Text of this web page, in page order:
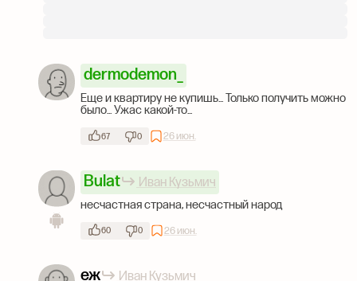
dermodemon_
Еще и квартиру не купишь... Только получить можно
было... Ужас какой-то...
67 0 26 июн.
Bulat
Иван Кузьмич
несчастная страна, несчастный народ
60 0 26 июн.
еж
Иван Кузьмич